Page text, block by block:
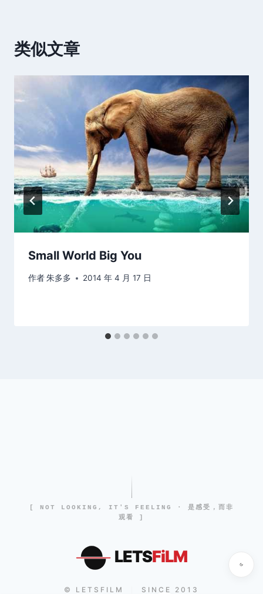
类似文章
Small World Big You
作者朱多多 2014 年 4 月 17 日
[ NOT LOOKING, IT'S FEELING · 是感受，而非
观看 ]
LETSFiLM
© LETSFILM SINCE 2013